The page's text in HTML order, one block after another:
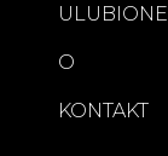
ULUBIONE
O
KONTAKT